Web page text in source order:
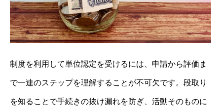
制度を利用して単位認定を受けるには、申請から評価ま
で一連のステップを理解することが不可欠です。段取り
を知ることで手続きの抜け漏れを防ぎ、活動そのものに